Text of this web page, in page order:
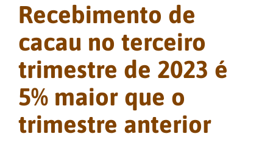
Recebimento de
cacau no terceiro
trimestre de 2023 é
5% maior que o
trimestre anterior